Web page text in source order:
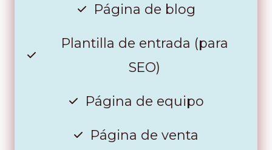
Página de blog
Plantilla de entrada (para
SEO)
Página de equipo
Página de venta